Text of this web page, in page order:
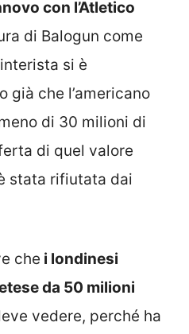
con l’Atletico
di Balogun come
si è
già che l’americano
di 30 milioni di
di quel valore
stata rifiutata dai
che i londinesi
da 50 milioni
vedere, perché ha